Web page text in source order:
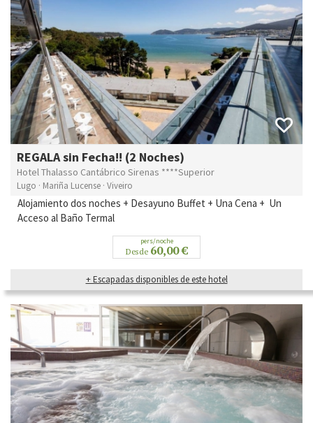
REGALA sin Fecha!! (2 Noches)
Hotel Thalasso Cantábrico Sirenas ****Superior
Lugo · Mariña Lucense · Viveiro
Alojamiento dos noches + Desayuno Buffet + Una Cena + Un
Acceso al Baño Termal
pers/noche
Desde 60,00 €
+ Escapadas disponibles de este hotel